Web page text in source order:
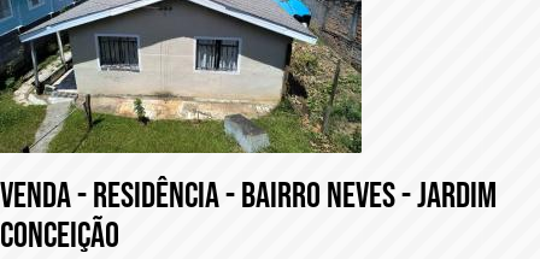
VENDA - rESIDÊNCIA - BAIRRO NEVES - JARDIM
CONCEIÇÃO